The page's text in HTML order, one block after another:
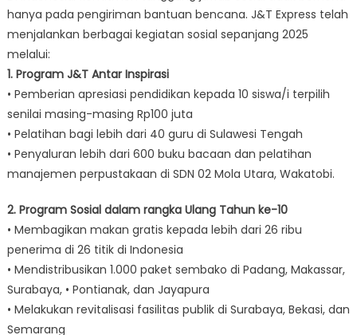
hanya pada pengiriman bantuan bencana. J&T Express telah
menjalankan berbagai kegiatan sosial sepanjang 2025
melalui:
1. Program J&T Antar Inspirasi
• Pemberian apresiasi pendidikan kepada 10 siswa/i terpilih
senilai masing-masing Rp100 juta
• Pelatihan bagi lebih dari 40 guru di Sulawesi Tengah
• Penyaluran lebih dari 600 buku bacaan dan pelatihan
manajemen perpustakaan di SDN 02 Mola Utara, Wakatobi.
2. Program Sosial dalam rangka Ulang Tahun ke-10
• Membagikan makan gratis kepada lebih dari 26 ribu
penerima di 26 titik di Indonesia
• Mendistribusikan 1.000 paket sembako di Padang, Makassar,
Surabaya, • Pontianak, dan Jayapura
• Melakukan revitalisasi fasilitas publik di Surabaya, Bekasi, dan
Semarang